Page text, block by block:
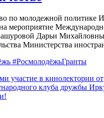
по молодежной политике
мероприятие
Дарьи
Министерства
#РосмолодёжьГранты